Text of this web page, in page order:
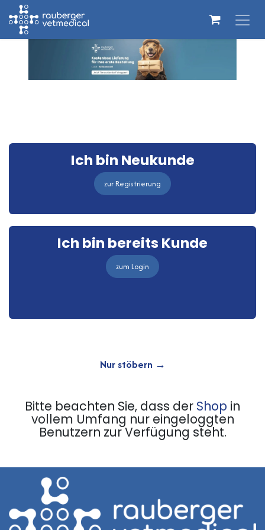
Zum Inhalt springen
Ich bin Neukunde
zur Registrierung
Ich bin bereits Kunde
zum Login
Nur stöbern →
Bitte beachten Sie, dass der Shop in
vollem Umfang nur eingeloggten
Benutzern zur Verfügung steht.